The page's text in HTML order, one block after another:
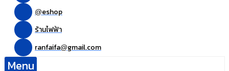
@eshop
ร้านไฟฟ้า
ranfaifa@gmail.com
Menu